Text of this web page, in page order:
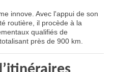
innove. Avec l'appui de son
routière, il procède à la
qualifiés de
près de 900 km.